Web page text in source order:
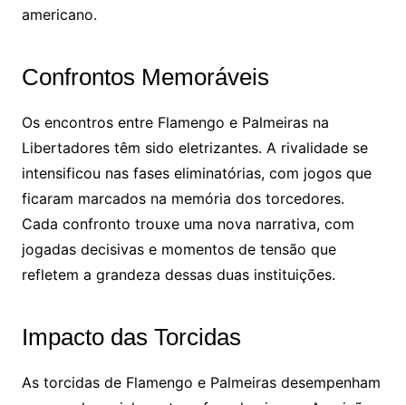
americano.
Confrontos Memoráveis
Os encontros entre Flamengo e Palmeiras na
Libertadores têm sido eletrizantes. A rivalidade se
intensificou nas fases eliminatórias, com jogos que
ficaram marcados na memória dos torcedores.
Cada confronto trouxe uma nova narrativa, com
jogadas decisivas e momentos de tensão que
refletem a grandeza dessas duas instituições.
Impacto das Torcidas
As torcidas de Flamengo e Palmeiras desempenham